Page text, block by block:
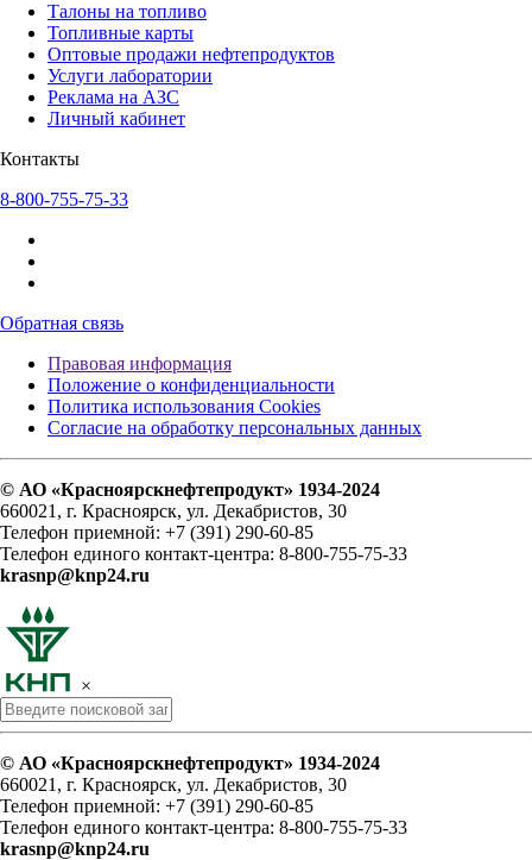
Талоны на топливо
Топливные карты
Оптовые продажи нефтепродуктов
Услуги лаборатории
Реклама на АЗС
Личный кабинет
Контакты
8-800-755-75-33
Обратная связь
Правовая информация
Положение о конфиденциальности
Политика использования Cookies
Согласие на обработку персональных данных
© АО «Красноярскнефтепродукт» 1934-2024
660021, г. Красноярск, ул. Декабристов, 30
Телефон приемной: +7 (391) 290-60-85
Телефон единого контакт-центра: 8-800-755-75-33
krasnp@knp24.ru
×
© АО «Красноярскнефтепродукт» 1934-2024
660021, г. Красноярск, ул. Декабристов, 30
Телефон приемной: +7 (391) 290-60-85
Телефон единого контакт-центра: 8-800-755-75-33
krasnp@knp24.ru